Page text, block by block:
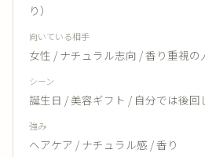
り）
向いている相手
女性 / ナチュラル志向 / 香り重視の
シーン
誕生日 / 美容ギフト / 自分では後回
強み
ヘアケア / ナチュラル感 / 香り